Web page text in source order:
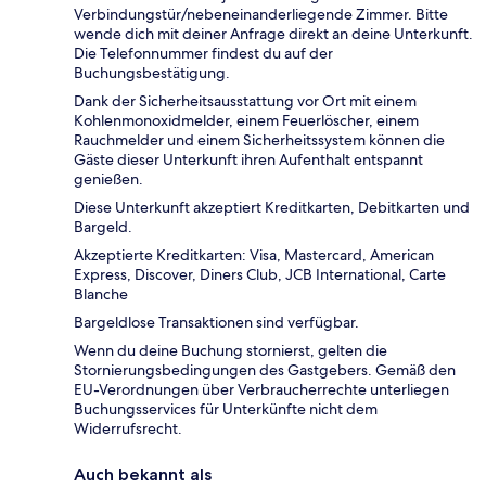
Verbindungstür/nebeneinanderliegende Zimmer. Bitte
wende dich mit deiner Anfrage direkt an deine Unterkunft.
Die Telefonnummer findest du auf der
Buchungsbestätigung.
Dank der Sicherheitsausstattung vor Ort mit einem
Kohlenmonoxidmelder, einem Feuerlöscher, einem
Rauchmelder und einem Sicherheitssystem können die
Gäste dieser Unterkunft ihren Aufenthalt entspannt
genießen.
Diese Unterkunft akzeptiert Kreditkarten, Debitkarten und
Bargeld.
Akzeptierte Kreditkarten: Visa, Mastercard, American
Express, Discover, Diners Club, JCB International, Carte
Blanche
Bargeldlose Transaktionen sind verfügbar.
Wenn du deine Buchung stornierst, gelten die
Stornierungsbedingungen des Gastgebers. Gemäß den
EU-Verordnungen über Verbraucherrechte unterliegen
Buchungsservices für Unterkünfte nicht dem
Widerrufsrecht.
Auch bekannt als